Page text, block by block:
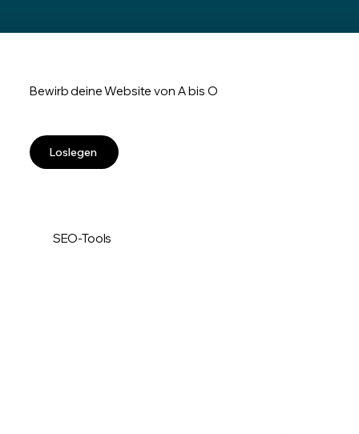
Bewirb deine Website von A bis O
Loslegen
SEO-Tools